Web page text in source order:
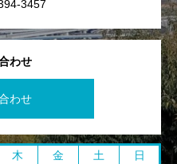
わせ
わせ
3457
木 金 土
日